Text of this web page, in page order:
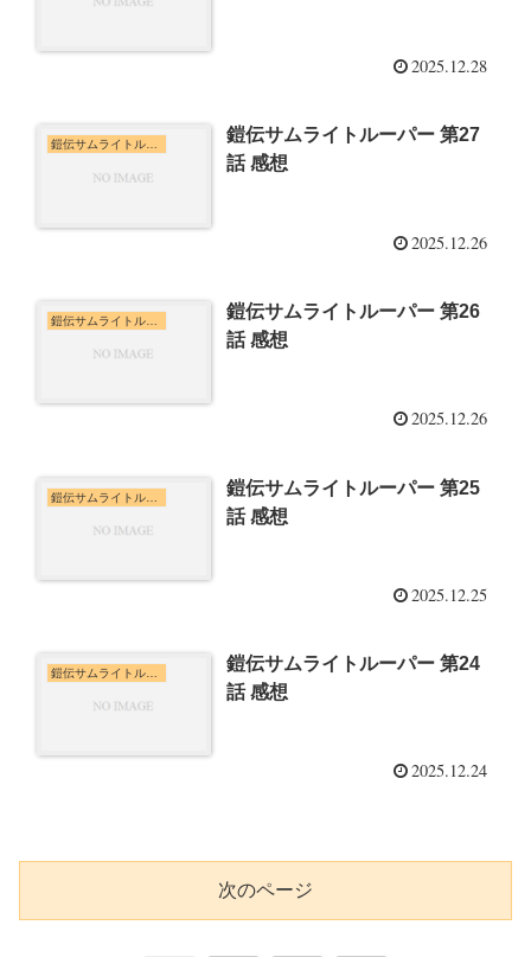
2025.12.28
鎧伝サムライトルーパー
鎧伝サムライトルーパー 第27
話 感想
2025.12.26
鎧伝サムライトルーパー
鎧伝サムライトルーパー 第26
話 感想
2025.12.26
鎧伝サムライトルーパー
鎧伝サムライトルーパー 第25
話 感想
2025.12.25
鎧伝サムライトルーパー
鎧伝サムライトルーパー 第24
話 感想
2025.12.24
次のページ